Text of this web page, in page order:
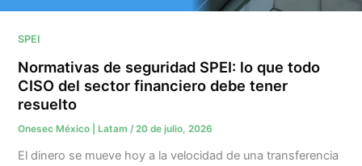
SPEI
Normativas de seguridad SPEI: lo que todo
CISO del sector financiero debe tener
resuelto
Onesec México | Latam /20 de julio, 2026
El dinero se mueve hoy a la velocidad de una transferencia